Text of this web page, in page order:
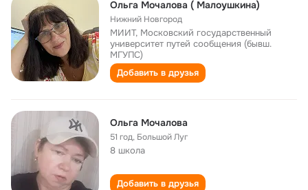
Ольга Мочалова ( Малоушкина)
Нижний Новгород
МИИТ, Московский государственный
университет путей сообщения (бывш.
МГУПС)
Добавить в друзья
Ольга Мочалова
51 год, Большой Луг
8 школа
Добавить в друзья